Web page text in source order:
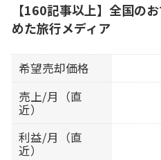
【160記事以上】全国の
めた旅行メディア
希望売却価格
売上/月（直
近）
利益/月（直
近）